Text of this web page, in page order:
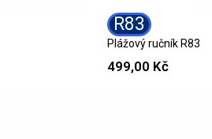
R83
Plážový ručník R83
499,00 Kč